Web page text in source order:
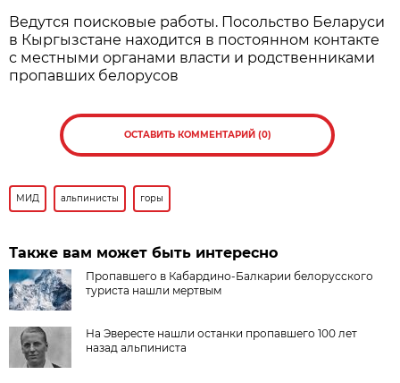
Ведутся поисковые работы. Посольство Беларуси
в Кыргызстане находится в постоянном контакте
с местными органами власти и родственниками
пропавших белорусов
ОСТАВИТЬ КОММЕНТАРИЙ (0)
МИД альпинисты горы
Также вам может быть интересно
Пропавшего в Кабардино-Балкарии белорусского
туриста нашли мертвым
На Эвересте нашли останки пропавшего 100 лет
назад альпиниста